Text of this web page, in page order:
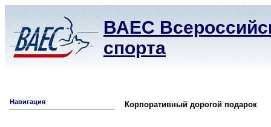
ВАЕС
спорта
Навигация Корпоративный дорогой подарок